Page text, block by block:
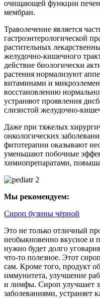
очищающей функции
мембран.
Траволечение является
гастроэнтерологической
растительных
желудочно-кишечного
действие биологически
растения нормализуют
витаминами и
восстановлению
устраняют проявления
слизистой желудочно-
Даже при тяжелых
онкологических
фитотерапии оказывают
уменьшают побочные
химиопрепаратами,
Мы рекомендуем:
Сироп бузины чёрной
Это не только отличный
необыкновенно вкусное и
нужно будет долго
что-то полезное. Этот
сам. Кроме того, продукт
иммунитета, улучшение
и лимфы. Сироп улучшает
заболеваниями, устраняет